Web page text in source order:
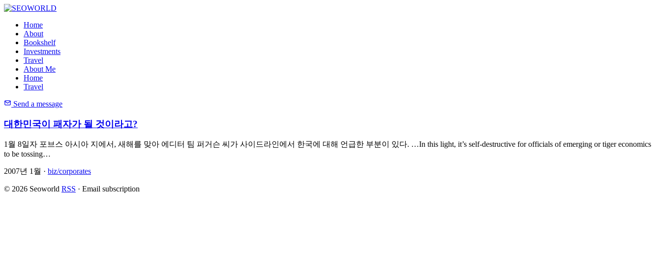
Home
About
Bookshelf
Investments
Travel
About Me
Home
Travel
Send a message
대한민국이 패자가 될 것이라고?
1월 8일자 포브스 아시아 지에서, 새해를 맞아 에디터 팀 퍼거슨 씨가 사이드라인에서 한국에 대해 언급한 부분이 있다. …In this light, it’s self-destructive for officials of emerging or tiger economics
to be tossing…
2007년 1월 · biz/corporates
© 2026 Seoworld RSS · Email subscription